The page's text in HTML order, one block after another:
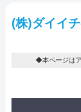
(株)ダイイ
◆本ページは